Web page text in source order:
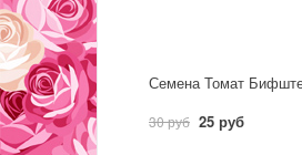
30 руб 25 руб